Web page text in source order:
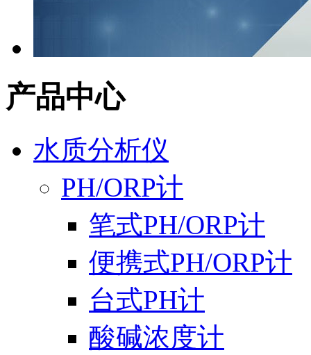
产品中心
水质分析仪
PH/ORP计
笔式PH/ORP计
便携式PH/ORP计
台式PH计
酸碱浓度计